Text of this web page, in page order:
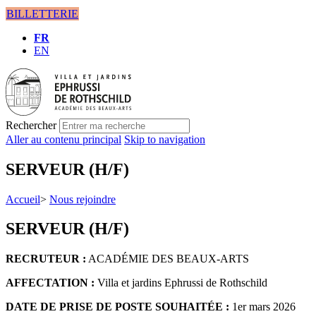
BILLETTERIE
FR
EN
Rechercher
Aller au contenu principal Skip to navigation
SERVEUR (H/F)
Accueil> Nous rejoindre
SERVEUR (H/F)
RECRUTEUR : ACADÉMIE DES BEAUX-ARTS
AFFECTATION : Villa et jardins Ephrussi de Rothschild
DATE DE PRISE DE POSTE SOUHAITÉE : 1er mars 2026